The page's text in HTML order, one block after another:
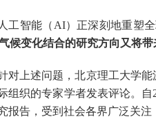
人工智能（ AI）正深刻地重塑
候变化结合的研究方向又将
对上述问题，北京理工大学
组织的专家学者发表评论。 自
报告， 受到社会各界广泛关